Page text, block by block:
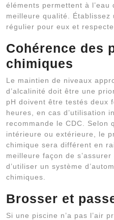
éléments permettent à l’eau
meilleure qualité. Établissez
régulier pour eux et
Cohérence des
chimiques
Le maintien de niveaux
d’alcalinité doit être une
pH doivent être testés deux
heures, en cas d’utilisation
recommande le CDC. Selon
intérieure ou extérieure, le
chimique sera différent en
meilleure façon de
d’utiliser un système
chimiques.
Brosser et
Si une piscine n’a pas l’air